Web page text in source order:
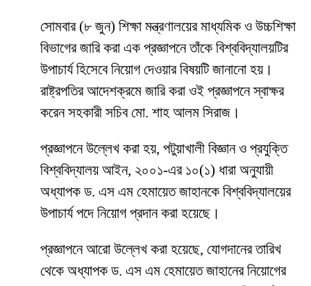
সোমবার (৮ জুন) শিক্ষা মন্ত্রণালয়ের মাধ্যমিক ও উচ্চশিক্ষা
বিভাগের জারি করা এক প্রজ্ঞাপনে তাঁকে বিশ্ববিদ্যালয়টির
উপাচার্য হিসেবে নিয়োগ দেওয়ার বিষয়টি জানানো হয়।
রাষ্ট্রপতির আদেশক্রমে জারি করা ওই প্রজ্ঞাপনে স্বাক্ষর
করেন সহকারী সচিব মো. শাহ আলম সিরাজ।
প্রজ্ঞাপনে উল্লেখ করা হয়, পটুয়াখালী বিজ্ঞান ও প্রযুক্তি
বিশ্ববিদ্যালয় আইন, ২০০১-এর ১০(১) ধারা অনুযায়ী
অধ্যাপক ড. এস এম হেমায়েত জাহানকে বিশ্ববিদ্যালয়ের
উপাচার্য পদে নিয়োগ প্রদান করা হয়েছে।
প্রজ্ঞাপনে আরো উল্লেখ করা হয়েছে, যোগদানের তারিখ
থেকে অধ্যাপক ড. এস এম হেমায়েত জাহানের নিয়োগের